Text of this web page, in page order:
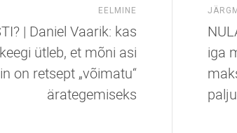
EELMINE
| Daniel Vaarik: kas
ütleb, et mõni asi
on retsept „võimatu“
ärategemiseks
iga